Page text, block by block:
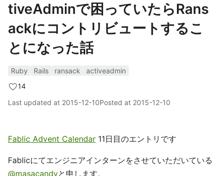
tiveAdminで困っていたらRans
ackにコントリビュートするこ
とになった話
Ruby Rails ransack
activeadmin
14
Last updated at 2015-12-10Posted at 2015-12-10
Fablic Advent Calendar 11日目のエントリです
Fablicにてエンジニアインターンをさせていただいている
@masacandyと申します。